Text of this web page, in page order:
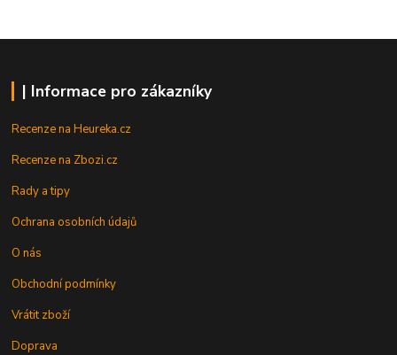
| Informace pro zákazníky
Recenze na Heureka.cz
Recenze na Zbozi.cz
Rady a tipy
Ochrana osobních údajů
O nás
Obchodní podmínky
Vrátit zboží
Doprava